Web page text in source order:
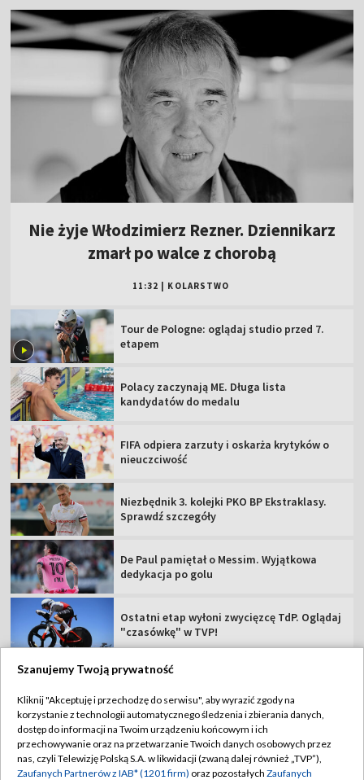
Nie żyje Włodzimierz Rezner. Dziennikarz
zmarł po walce z chorobą
11:32 KOLARSTWO
Tour de Pologne: oglądaj studio przed 7.
etapem
Polacy zaczynają ME. Długa lista
kandydatów do medalu
FIFA odpiera zarzuty i oskarża krytyków o
nieuczciwość
Niezbędnik 3. kolejki PKO BP Ekstraklasy.
Sprawdź szczegóły
De Paul pamiętał o Messim. Wyjątkowa
dedykacja po golu
Ostatni etap wyłoni zwycięzcę TdP. Oglądaj
"czasówkę" w TVP!
TVP
Abonament TVP
Sklep TVP
Regulamin TVP
Polityka prywatności
Szanujemy Twoją prywatność
Kliknij "Akceptuję i przechodzę do serwisu", aby wyrazić zgody na
korzystanie z technologii automatycznego śledzenia i zbierania danych,
dostęp do informacji na Twoim urządzeniu końcowym i ich
przechowywanie oraz na przetwarzanie Twoich danych osobowych przez
nas, czyli Telewizję Polską S.A. w likwidacji (zwaną dalej również „TVP”),
Zaufanych Partnerów z IAB* (1201 firm) oraz pozostałych Zaufanych